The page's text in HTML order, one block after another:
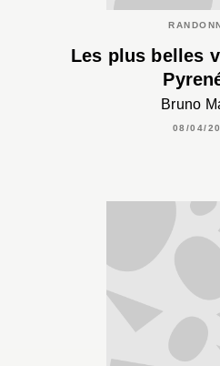
Les plus belles
Bruno
08/04/